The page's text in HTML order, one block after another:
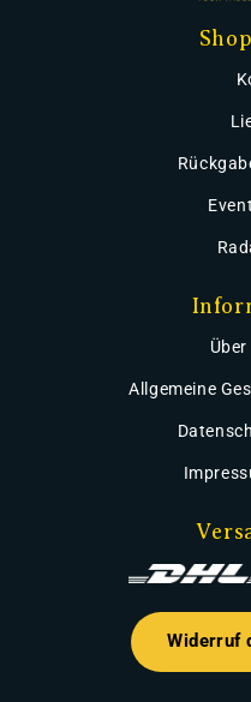
Über
Allgemeine
Widerruf